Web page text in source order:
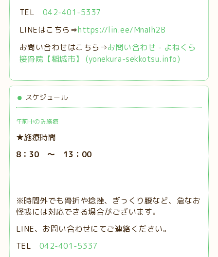
TEL 042-401-5337
LINEはこちら⇒https://lin.ee/MnaIh2B
お問い合わせはこちら⇒お問い合わせ - よねくら
接骨院【稲城市】 (yonekura-sekkotsu.info)
スケジュール
午前中のみ施療
★施療時間
8：30 ～ 13：00
※時間外でも骨折や捻挫、ぎっくり腰など、急なお
怪我には対応できる場合がございます。
LINE、お問い合わせにてご連絡ください。
TEL 042-401-5337